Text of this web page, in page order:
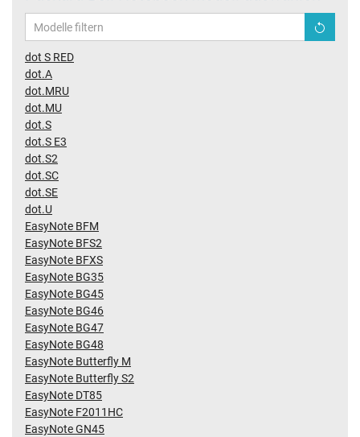
dot S RED
dot.A
dot.MRU
dot.MU
dot.S
dot.S E3
dot.S2
dot.SC
dot.SE
dot.U
EasyNote BFM
EasyNote BFS2
EasyNote BFXS
EasyNote BG35
EasyNote BG45
EasyNote BG46
EasyNote BG47
EasyNote BG48
EasyNote Butterfly M
EasyNote Butterfly S2
EasyNote DT85
EasyNote F2011HC
EasyNote GN45